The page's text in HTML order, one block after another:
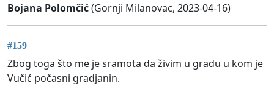
Bojana Polomčić(Gornji Milanovac, 2023-04-16)
#159
Zbog toga što me je sramota da živim u gradu u kom je
Vučić počasni gradjanin.